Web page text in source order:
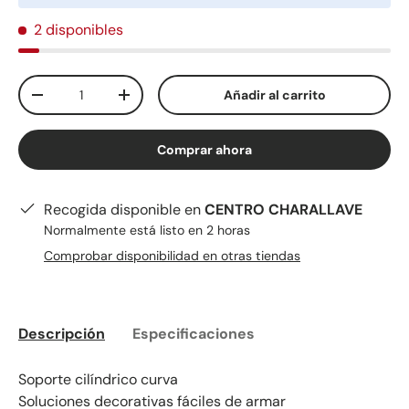
2 disponibles
Cant.
-
+ Añadir al carrito
Comprar ahora
Recogida disponible enCENTRO CHARALLAVE
Normalmente está listo en 2 horas
Comprobar disponibilidad en otras tiendas
Descripción Especificaciones
Soporte cilíndrico curva
Soluciones decorativas fáciles de armar